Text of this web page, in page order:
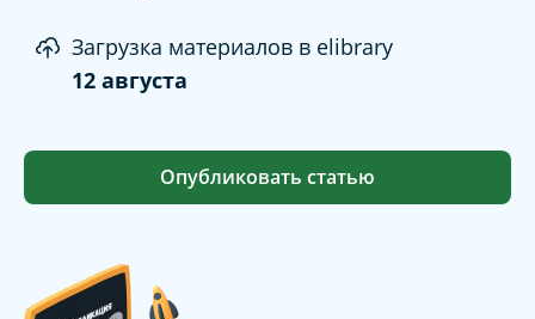
Загрузка материалов в elibrary
12 августа
Опубликовать статью